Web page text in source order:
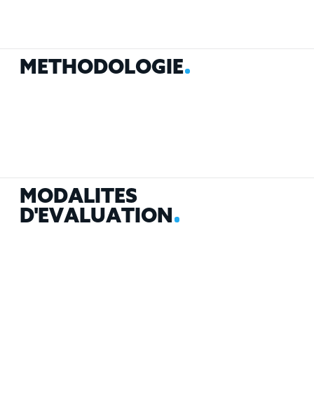
MÉTHODOLOGIE
MODALITÉS
D'ÉVALUATION